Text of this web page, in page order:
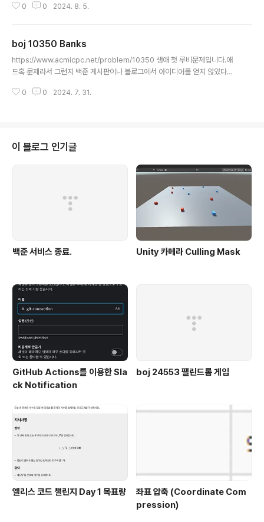
정점들과 간선들로 알아낼 수 있습니다. 저는 Spica에 인
활용했습니다. 12345678910111213141516171819
202122232425262728293031323334353637
3839#include iostream>#include vector>#defi
AX]; void func() { for (i..
0 0 2024. 8. 5.
boj 10350 Banks
https://www.acmicpc.net/problem/10350 생애 첫 루비문제입니다.애
드혹 문제라서 그런지 백준 게시판이나 블로그에서 아이디어를 얻지 않았다면
계속 이어붙였을 때 음수 누적합이 나오는 갯수를 구하는 것이었습니다.사실상
에 음수가 몇번 나오는지 카운팅하면 그게 답입니다. 41 -2 -1 3예시로 설명드
리면처음 1번부터 누적합을 쭉 구하면1 -1 -2 1 / 2..
0 0 2024. 7. 31.
이 블로그 인기글
백준 서비스 종료. Unity 카메라 Culling Mask
GitHub Actions를 이용한 Sla
ck Notification
boj 24553 팰린드롬 게임
엘리스 코드 챌린지 Day 1 목표량
좌표 압축 (Coordinate Com
pression)